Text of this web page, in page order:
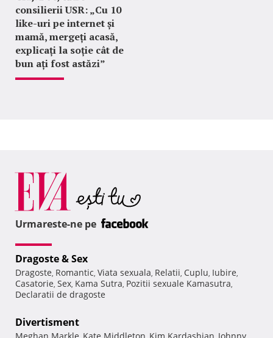
consilierii USR: „Cu 10
like-uri pe internet și
mamă, mergeți acasă,
explicați la soție cât de
bun ați fost astăzi”
Urmareste-ne pe
Dragoste & Sex
Dragoste, Romantic, Viata sexuala, Relatii, Cuplu, Iubire,
Casatorie, Sex, Kama Sutra, Pozitii sexuale Kamasutra,
Declaratii de dragoste
Divertisment